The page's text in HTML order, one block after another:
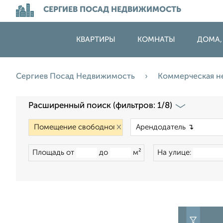
СЕРГИЕВ ПОСАД НЕДВИЖИМОСТЬ
КВАРТИРЫ КОМНАТЫ ДОМА,
Сергиев Посад Недвижимость Коммерческая
Расширенный поиск (фильтров: 1/8)
×
Площадь от до м² На улице: